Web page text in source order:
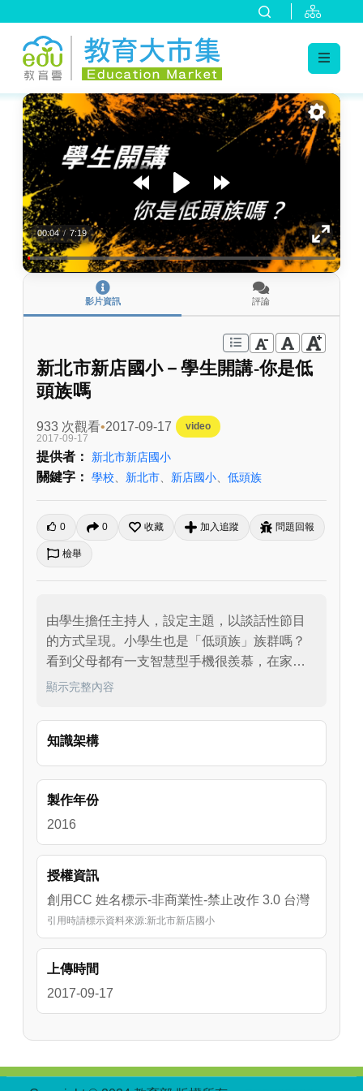
:::
00:04 / 7:19
影片資訊 評論
新北市新店國小－學生開講-你是低
頭族嗎
933 次觀看 2017-09-17
video
2017-09-17
提供者： 新北市新店國小
關鍵字： 學校 新北市 新店國小 低頭族
0 0 收藏 加入追蹤 問題回報
檢舉
由學生擔任主持人，設定主題，以談話性節目
的方式呈現。小學生也是「低頭族」族群嗎？
看到父母都有一支智慧型手機很羨慕，在家也
會跟父母借手機玩遊戲，究竟小學生是怎麼看
顯示完整內容
知識架構
製作年份
2016
授權資訊
創用CC 姓名標示-非商業性-禁止改作 3.0 台灣
引用時請標示資料來源:新北市新店國小
上傳時間
2017-09-17